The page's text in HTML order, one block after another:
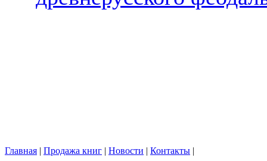
Главная | Продажа книг | Новости | Контакты |